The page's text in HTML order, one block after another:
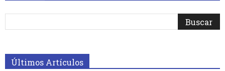
Últimos Artículos